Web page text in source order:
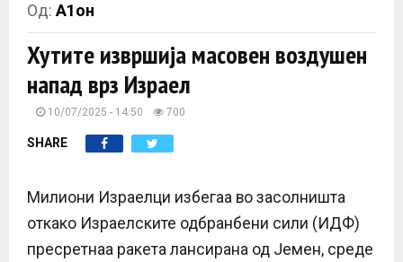
M
A
M
Од: А1он
Хутите извршија масовен воздушен
напад врз Израел
10/07/2025 - 14:50 700
SHARE
Милиони Израелци избегаа во засолништа
откако Израелските одбранбени сили (ИДФ)
пресретнаа ракета лансирана од Јемен, среде